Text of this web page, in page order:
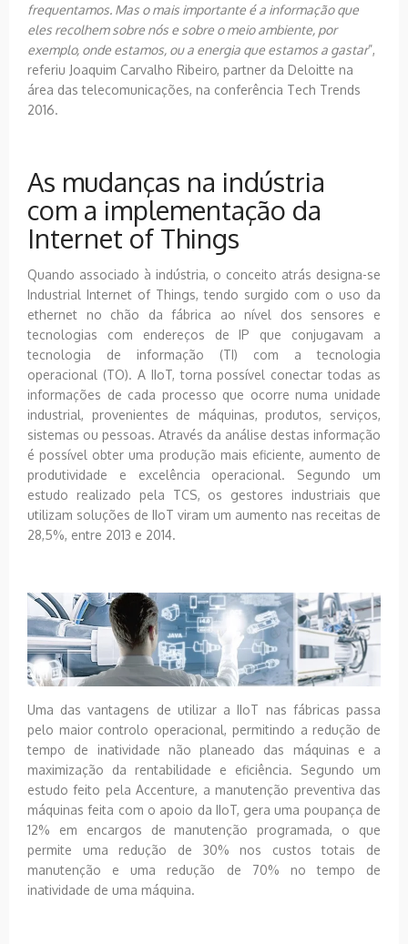
frequentamos. Mas o mais importante é a informação que
eles recolhem sobre nós e sobre o meio ambiente, por
exemplo, onde estamos, ou a energia que estamos a gastar”,
referiu Joaquim Carvalho Ribeiro, partner da Deloitte na
área das telecomunicações, na conferência Tech Trends
2016.
As mudanças na indústria
com a implementação da
Internet of Things
Quando associado à indústria, o conceito atrás designa-se
Industrial Internet of Things, tendo surgido com o uso da
ethernet no chão da fábrica ao nível dos sensores e
tecnologias com endereços de IP que conjugavam a
tecnologia de informação (TI) com a tecnologia
operacional (TO). A IIoT, torna possível conectar todas as
informações de cada processo que ocorre numa unidade
industrial, provenientes de máquinas, produtos, serviços,
sistemas ou pessoas. Através da análise destas informação
é possível obter uma produção mais eficiente, aumento de
produtividade e excelência operacional. Segundo um
estudo realizado pela TCS, os gestores industriais que
utilizam soluções de IIoT viram um aumento nas receitas de
28,5%, entre 2013 e 2014.
Uma das vantagens de utilizar a IIoT nas fábricas passa
pelo maior controlo operacional, permitindo a redução de
tempo de inatividade não planeado das máquinas e a
maximização da rentabilidade e eficiência. Segundo um
estudo feito pela Accenture, a manutenção preventiva das
máquinas feita com o apoio da IIoT, gera uma poupança de
12% em encargos de manutenção programada, o que
permite uma redução de 30% nos custos totais de
manutenção e uma redução de 70% no tempo de
inatividade de uma máquina.